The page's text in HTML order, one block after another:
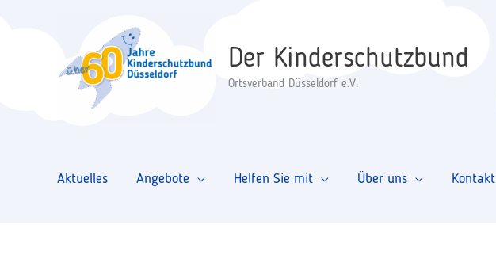
Der Kinderschutzbund
Ortsverband Düsseldorf e.V.
Aktuelles Angebote Helfen Sie mit Über uns Kontakt